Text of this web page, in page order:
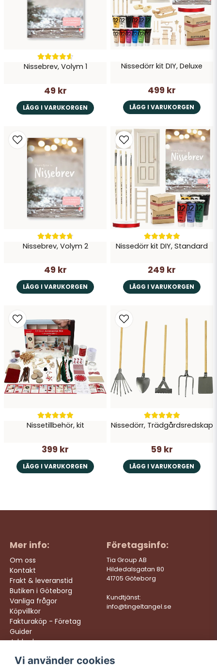
Skicka fråga
Nissebrev, Volym 1
49 kr
LÄGG I VARUKORGEN
Nissedörr kit DIY, Deluxe
499 kr
LÄGG I VARUKORGEN
Nissebrev, Volym 2
49 kr
LÄGG I VARUKORGEN
Nissedörr kit DIY, Standard
249 kr
LÄGG I VARUKORGEN
Nissetillbehör, kit
399 kr
LÄGG I VARUKORGEN
Nissedörr, Trädgårdsredskap
59 kr
LÄGG I VARUKORGEN
Mer info:
Om oss
Kontakt
Frakt & leveranstid
Butiken i Göteborg
Vanliga frågor
Köpvillkor
Fakturaköp - Företag
Guider
Jobba hos oss
Företagsinfo:
Tia Group AB
Hildedalsgatan 80
41705 Göteborg
Kundtjänst:
info@tingeltangel.se
Följ oss: Vi levererar:
Vi använder cookies